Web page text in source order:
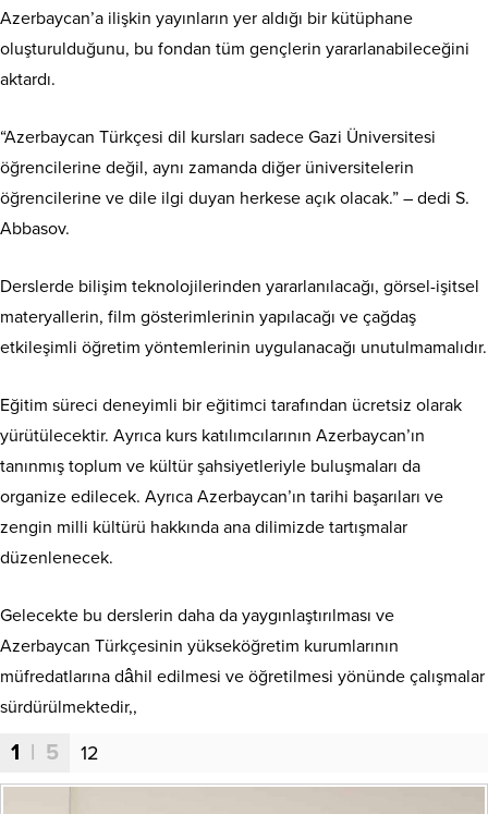
Azerbaycan’a ilişkin yayınların yer aldığı bir kütüphane
oluşturulduğunu, bu fondan tüm gençlerin yararlanabileceğini
aktardı.
“Azerbaycan Türkçesi dil kursları sadece Gazi Üniversitesi
öğrencilerine değil, aynı zamanda diğer üniversitelerin
öğrencilerine ve dile ilgi duyan herkese açık olacak.” – dedi S.
Abbasov.
Derslerde bilişim teknolojilerinden yararlanılacağı, görsel-işitsel
materyallerin, film gösterimlerinin yapılacağı ve çağdaş
etkileşimli öğretim yöntemlerinin uygulanacağı unutulmamalıdır.
Eğitim süreci deneyimli bir eğitimci tarafından ücretsiz olarak
yürütülecektir. Ayrıca kurs katılımcılarının Azerbaycan’ın
tanınmış toplum ve kültür şahsiyetleriyle buluşmaları da
organize edilecek. Ayrıca Azerbaycan’ın tarihi başarıları ve
zengin milli kültürü hakkında ana dilimizde tartışmalar
düzenlenecek.
Gelecekte bu derslerin daha da yaygınlaştırılması ve
Azerbaycan Türkçesinin yükseköğretim kurumlarının
müfredatlarına dâhil edilmesi ve öğretilmesi yönünde çalışmalar
sürdürülmektedir,,
1 | 5 12